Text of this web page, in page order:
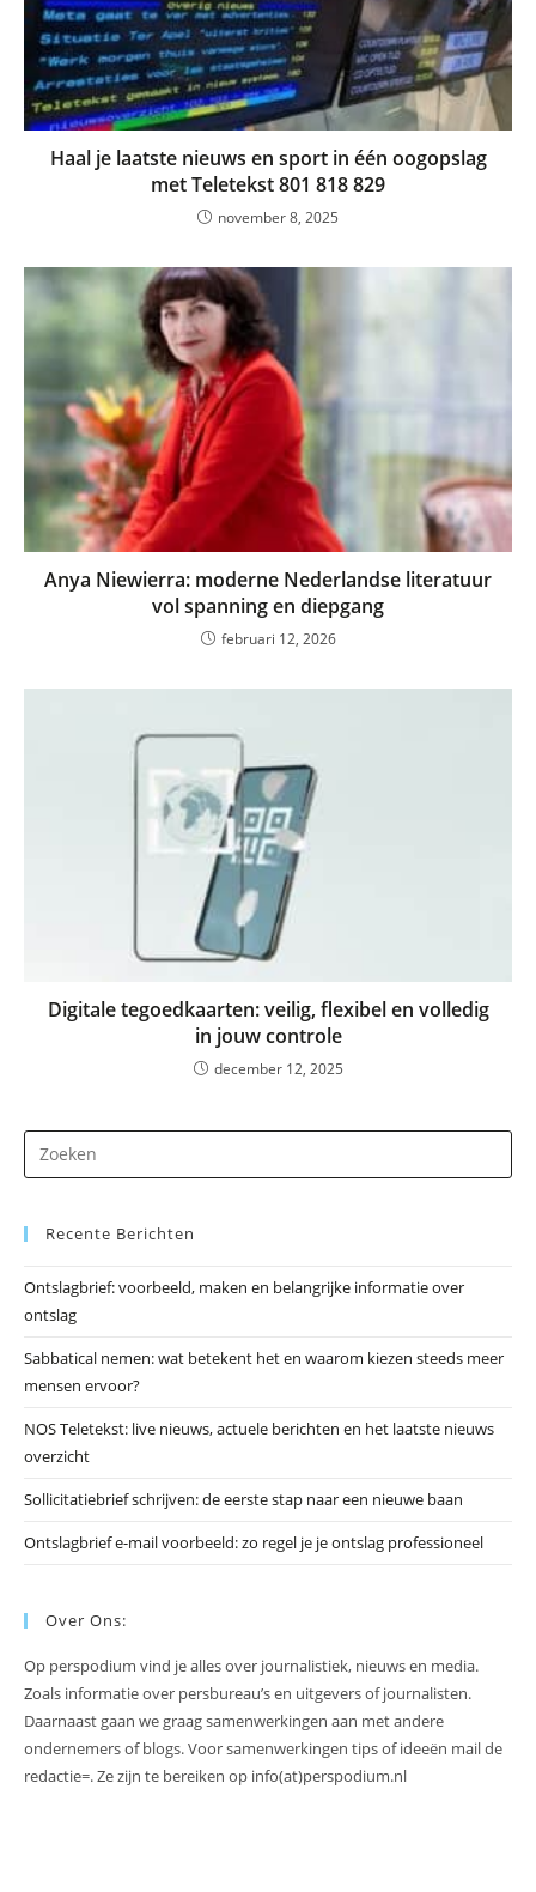
Haal je laatste nieuws en sport in één oogopslag
met Teletekst 801 818 829
november 8, 2025
Anya Niewierra: moderne Nederlandse literatuur
vol spanning en diepgang
februari 12, 2026
Digitale tegoedkaarten: veilig, flexibel en volledig
in jouw controle
december 12, 2025
op
Recente Berichten
Ontslagbrief: voorbeeld, maken en belangrijke informatie over
ontslag
Sabbatical nemen: wat betekent het en waarom kiezen steeds meer
mensen ervoor?
NOS Teletekst: live nieuws, actuele berichten en het laatste nieuws
overzicht
Sollicitatiebrief schrijven: de eerste stap naar een nieuwe baan
Ontslagbrief e-mail voorbeeld: zo regel je je ontslag professioneel
Over Ons:
Op perspodium vind je alles over journalistiek, nieuws en media.
Zoals informatie over persbureau’s en uitgevers of journalisten.
Daarnaast gaan we graag samenwerkingen aan met andere
ondernemers of blogs. Voor samenwerkingen tips of ideeën mail de
redactie=. Ze zijn te bereiken op info(at)perspodium.nl